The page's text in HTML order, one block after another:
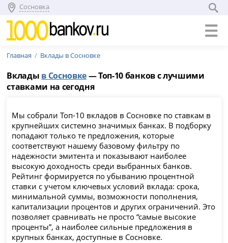
Сосновка
Главная Вклады в Сосновке
Вклады в Сосновке— Топ-10 банков с лучшими
ставками на сегодня
Мы собрали Топ-10 вкладов в Сосновке по ставкам в
крупнейших системно значимых банках. В подборку
попадают только те предложения, которые
соответствуют нашему базовому фильтру по
надежности эмитента и показывают наиболее
высокую доходность среди выбранных банков.
Рейтинг формируется по убыванию процентной
ставки с учетом ключевых условий вклада: срока,
минимальной суммы, возможности пополнения,
капитализации процентов и других ограничений. Это
позволяет сравнивать не просто “самые высокие
проценты”, а наиболее сильные предложения в
крупных банках, доступные в Сосновке.